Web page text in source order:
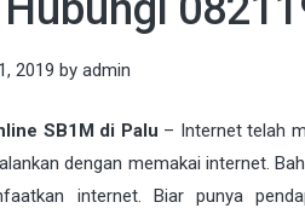
2019 by admin
SB1M di Palu – Internet telah
dengan memakaiinternet.
internet. Biar punya